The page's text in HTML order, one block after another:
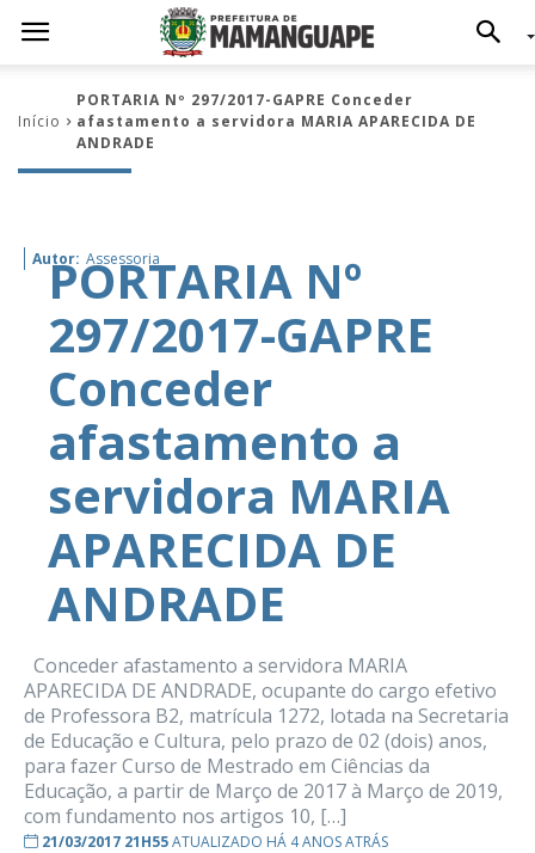
Início
PORTARIA Nº 297/2017-GAPRE Conceder
afastamento a servidora MARIA APARECIDA DE
ANDRADE
Autor: Assessoria
PORTARIA Nº
297/2017-GAPRE
Conceder
afastamento a
servidora MARIA
APARECIDA DE
ANDRADE
Conceder afastamento a servidora MARIA
APARECIDA DE ANDRADE, ocupante do cargo efetivo
de Professora B2, matrícula 1272, lotada na Secretaria
de Educação e Cultura, pelo prazo de 02 (dois) anos,
para fazer Curso de Mestrado em Ciências da
Educação, a partir de Março de 2017 à Março de 2019,
com fundamento nos artigos 10, […]
21/03/2017 21H55ATUALIZADO HÁ 4 ANOS ATRÁS